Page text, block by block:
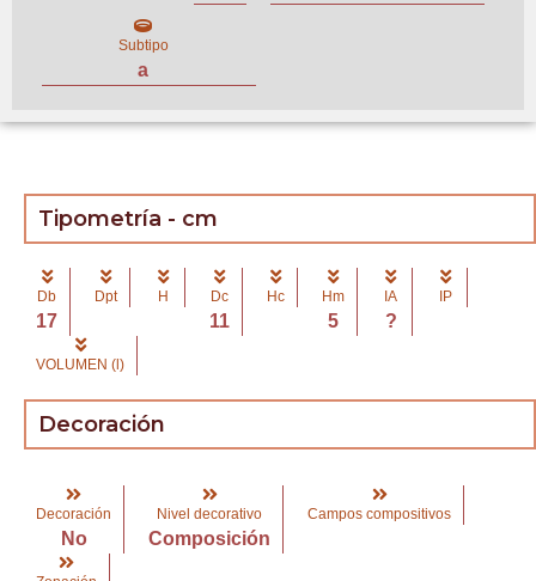
Subtipo
a
Tipometría - cm
Db
17
Dpt H Dc
11
Hc Hm
5
IA
?
IP
VOLUMEN (l)
Decoración
Decoración
No
Nivel decorativo
Composición
Campos compositivos